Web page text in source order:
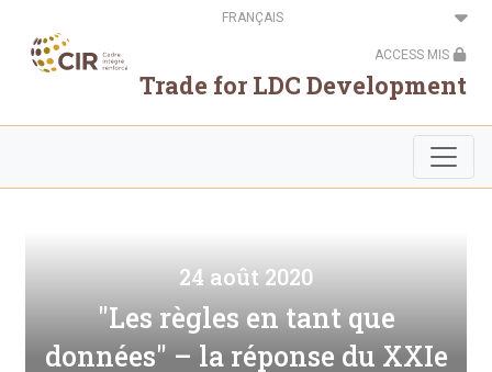
contenu
principal
Select
your
ACCESS MIS
Trade for LDC Development
24 août 2020
"Les règles en tant que
données" – la réponse du XXIe